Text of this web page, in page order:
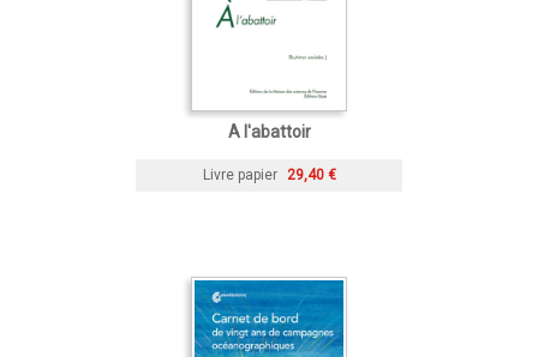
A l'abattoir
Livre papier 29,40 €